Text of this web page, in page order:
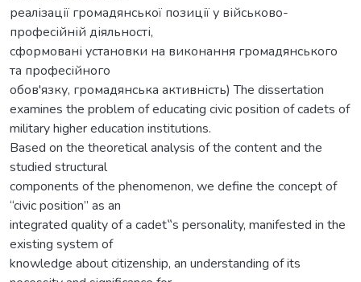
реалізації громадянської позиції у військово-
професійній діяльності,
сформовані установки на виконання громадянського
та професійного
обов'язку, громадянська активність) The dissertation
examines the problem of educating civic position of cadets of
military higher education institutions.
Based on the theoretical analysis of the content and the
studied structural
components of the phenomenon, we define the concept of
“civic position” as an
integrated quality of a cadet‟s personality, manifested in the
existing system of
knowledge about citizenship, an understanding of its